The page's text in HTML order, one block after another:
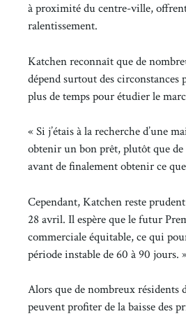
à proximité du centre-ville,
ralentissement.
Katchen reconnaît que de
dépend surtout des circonstances
plus de temps pour étudier le
« Si j’étais à la recherche d’une
obtenir un bon prêt, plutôt que de
avant de finalement obtenir ce
Cependant, Katchen reste
28 avril. Il espère que le futur
commerciale équitable, ce qui
période instable de 60 à 90 jours.
Alors que de nombreux résidents
peuvent profiter de la baisse des